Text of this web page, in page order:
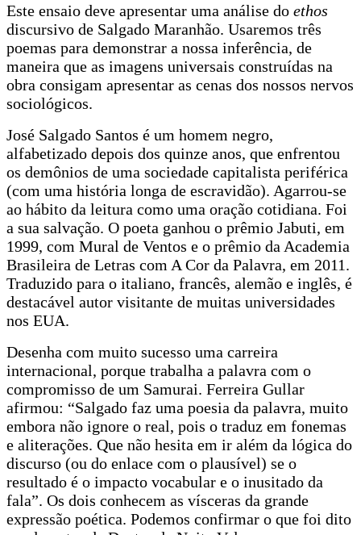
Este ensaio deve apresentar uma análise do ethos
discursivo de Salgado Maranhão. Usaremos três
poemas para demonstrar a nossa inferência, de
maneira que as imagens universais construídas na
obra consigam apresentar as cenas dos nossos nervos
sociológicos.
José Salgado Santos é um homem negro,
alfabetizado depois dos quinze anos, que enfrentou
os demônios de uma sociedade capitalista periférica
(com uma história longa de escravidão). Agarrou-se
ao hábito da leitura como uma oração cotidiana. Foi
a sua salvação. O poeta ganhou o prêmio Jabuti, em
1999, com Mural de Ventos e o prêmio da Academia
Brasileira de Letras com A Cor da Palavra, em 2011.
Traduzido para o italiano, francês, alemão e inglês, é
destacável autor visitante de muitas universidades
nos EUA.
Desenha com muito sucesso uma carreira
internacional, porque trabalha a palavra com o
compromisso de um Samurai. Ferreira Gullar
afirmou: “Salgado faz uma poesia da palavra, muito
embora não ignore o real, pois o traduz em fonemas
e aliterações. Que não hesita em ir além da lógica do
discurso (ou do enlace com o plausível) se o
resultado é o impacto vocabular e o inusitado da
fala”. Os dois conhecem as vísceras da grande
expressão poética. Podemos confirmar o que foi dito